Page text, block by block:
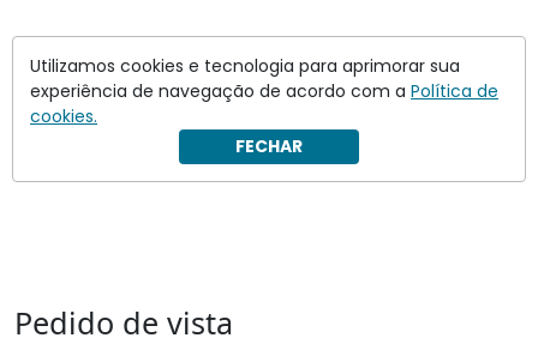
Pedido de vista
Utilizamos cookies e tecnologia para aprimorar sua
experiência de navegação de acordo com a Política de
cookies.
FECHAR